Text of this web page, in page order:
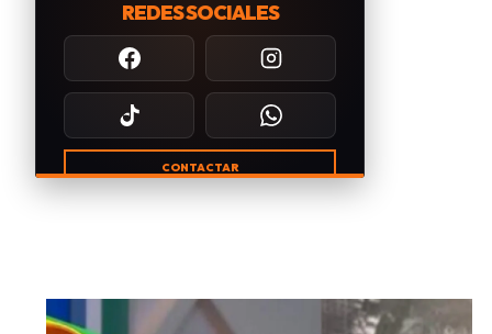
REDES SOCIALES
CONTACTAR